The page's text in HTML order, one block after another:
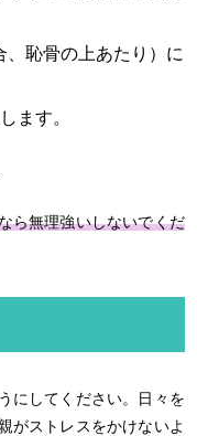
、恥骨の上あたり）に
ます。
ら無理強いしないでくだ
にしてください。日々を
がストレスをかけないよ